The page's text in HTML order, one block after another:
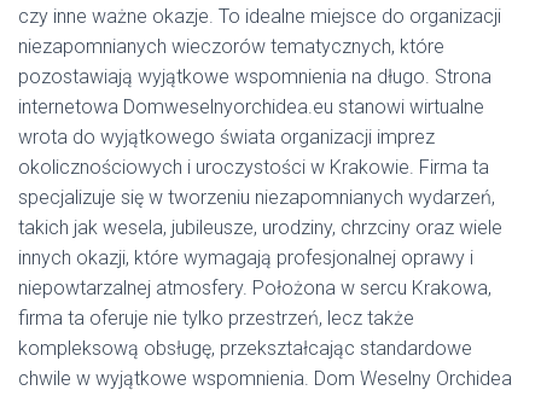
czy inne ważne okazje. To idealne miejsce do organizacji
niezapomnianych wieczorów tematycznych, które
pozostawiają wyjątkowe wspomnienia na długo. Strona
internetowa Domweselnyorchidea.eu stanowi wirtualne
wrota do wyjątkowego świata organizacji imprez
okolicznościowych i uroczystości w Krakowie. Firma ta
specjalizuje się w tworzeniu niezapomnianych wydarzeń,
takich jak wesela, jubileusze, urodziny, chrzciny oraz wiele
innych okazji, które wymagają profesjonalnej oprawy i
niepowtarzalnej atmosfery. Położona w sercu Krakowa,
firma ta oferuje nie tylko przestrzeń, lecz także
kompleksową obsługę, przekształcając standardowe
chwile w wyjątkowe wspomnienia. Dom Weselny Orchidea